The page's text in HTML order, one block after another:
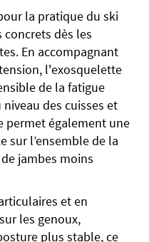
la pratique du ski
dès les
En accompagnant
l'exosquelette
de la fatigue
des cuisses et
permet également une
sur l’ensemble de la
jambes moins
et en
les genoux,
plus stable, ce